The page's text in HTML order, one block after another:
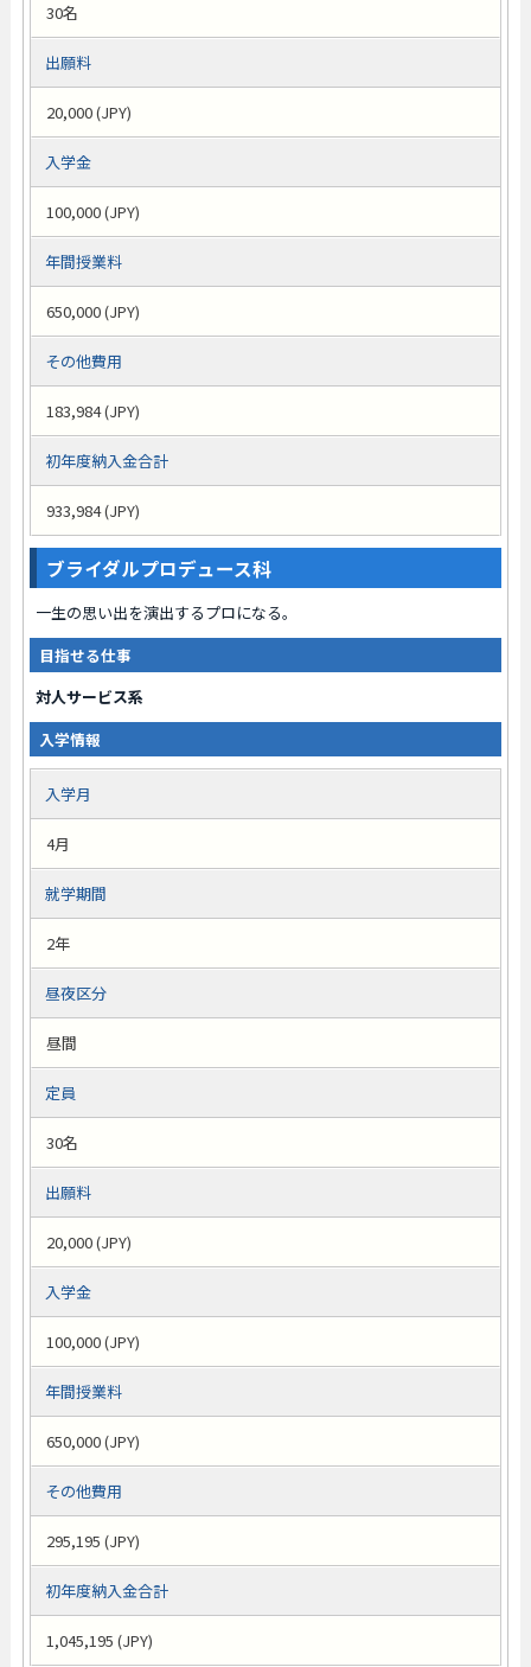
30名
出願料
20,000 (JPY)
入学金
100,000 (JPY)
年間授業料
650,000 (JPY)
その他費用
183,984 (JPY)
初年度納入金合計
933,984 (JPY)
ブライダルプロデュース科
一生の思い出を演出するプロになる。
目指せる仕事
対人サービス系
入学情報
入学月
4月
就学期間
2年
昼夜区分
昼間
定員
30名
出願料
20,000 (JPY)
入学金
100,000 (JPY)
年間授業料
650,000 (JPY)
その他費用
295,195 (JPY)
初年度納入金合計
1,045,195 (JPY)